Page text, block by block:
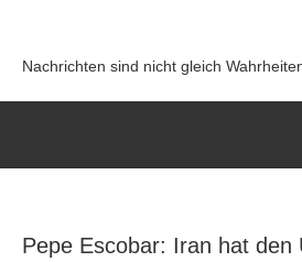
springen
Nachrichten sind nicht gleich
Pepe Escobar: Iran hat den